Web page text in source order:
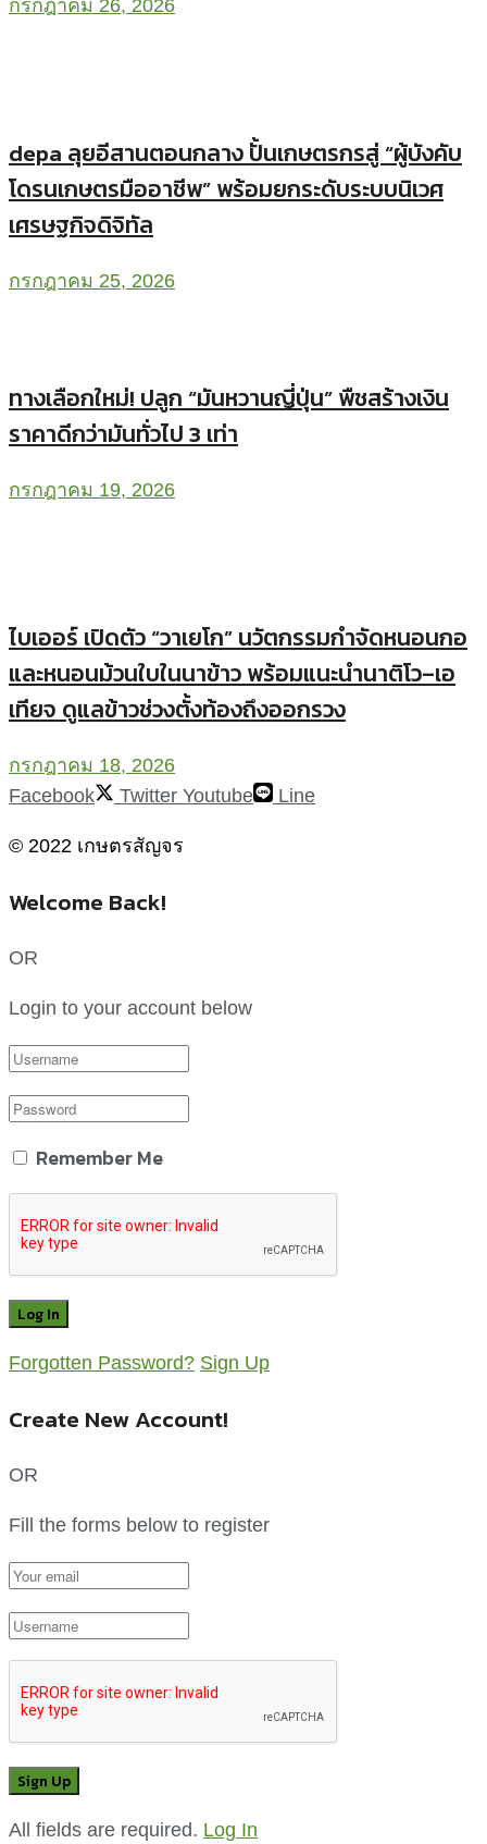
กรกฎาคม 26, 2026
depa ลุยอีสานตอนกลาง ปั้นเกษตรกรสู่ “ผู้บังคับ
โดรนเกษตรมืออาชีพ” พร้อมยกระดับระบบนิเวศ
เศรษฐกิจดิจิทัล
กรกฎาคม 25, 2026
ทางเลือกใหม่! ปลูก “มันหวานญี่ปุ่น” พืชสร้างเงิน
ราคาดีกว่ามันทั่วไป 3 เท่า
กรกฎาคม 19, 2026
ไบเออร์ เปิดตัว “วาเยโก” นวัตกรรมกำจัดหนอนกอ
และหนอนม้วนใบในนาข้าว พร้อมแนะนำนาติโว–เอ
เทียจ ดูแลข้าวช่วงตั้งท้องถึงออกรวง
กรกฎาคม 18, 2026
Facebook
Twitter Youtube Line
© 2022 เกษตรสัญจร
Welcome Back!
OR
Login to your account below
Remember Me
Forgotten Password? Sign Up
Create New Account!
OR
Fill the forms below to register
All fields are required. Log In